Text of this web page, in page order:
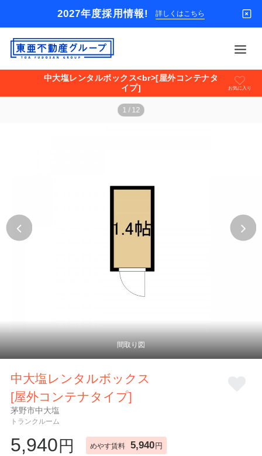
2027年度採用情報! 詳しくはこちら
借りる
企業情報
お問い合わせ
東
亜
ン
タ
ー
中大塩レンタルボックス<br>[屋外コンテナタ
イプ]
お気に入り
1 / 12
中大塩レンタルボックス
[屋外コンテナタイプ]
茅野市中大塩
トランクルーム
5,940円 めやす賃料 5,940 円